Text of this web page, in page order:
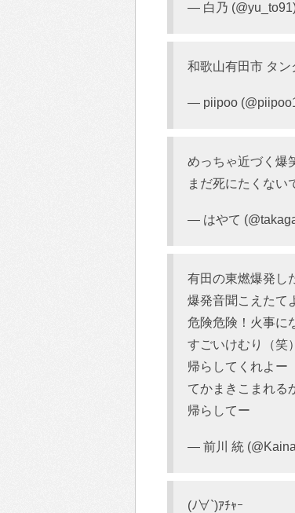
— 白乃
和歌山有田市 タン
— piipoo
めっちゃ近づく爆
まだ死にたくない
— はやて
有田の東燃爆発し
爆発音聞こえたて
危険危険！火事に
すごいけむり（笑）
帰らしてくれよー
てかまきこまれる
帰らしてー
— 前川 統
(ﾉ∀`)ｱﾁｬｰ